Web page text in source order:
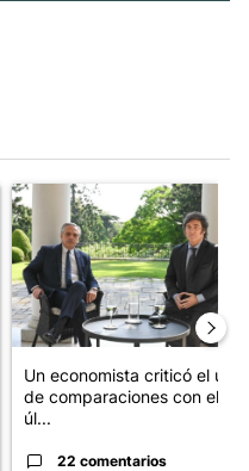
"Tensión Lula-Milei:
Un artículo de tendencia con
Un economista criticó el uso
de comparaciones con el
úl...
22 comentarios